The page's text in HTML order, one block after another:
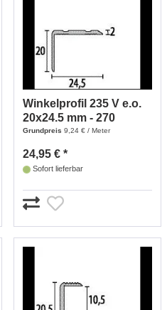
Winkelprofil 235 V e.o.
20x24.5 mm - 270
(edelstahl Optik)
Grundpreis 9,24 € / Meter
24,95 € *
Sofort lieferbar